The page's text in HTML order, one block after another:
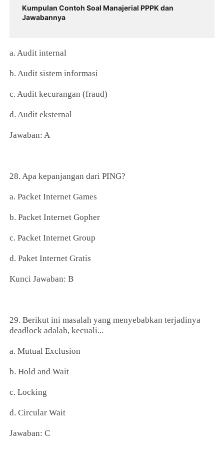
Kumpulan Contoh Soal Manajerial PPPK dan
Jawabannya
a. Audit internal
b. Audit sistem informasi
c. Audit kecurangan (fraud)
d. Audit eksternal
Jawaban: A
28. Apa kepanjangan dari PING?
a. Packet Internet Games
b. Packet Internet Gopher
c. Packet Internet Group
d. Paket Internet Gratis
Kunci Jawaban: B
29. Berikut ini masalah yang menyebabkan terjadinya
deadlock adalah, kecuali...
a. Mutual Exclusion
b. Hold and Wait
c. Locking
d. Circular Wait
Jawaban: C